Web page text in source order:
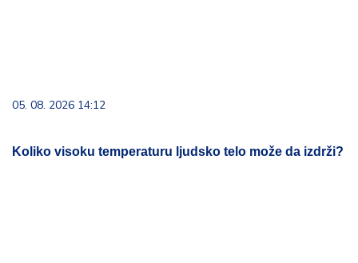
05. 08. 2026 14:12
Koliko visoku temperaturu ljudsko telo može da izdrži?